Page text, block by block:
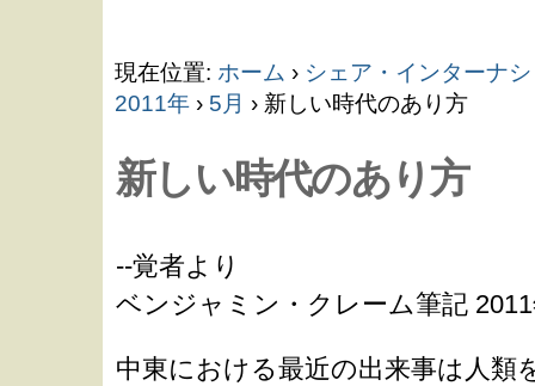
ン
テ
ン
ツ
現在位置: ホーム › シェア・インターナ
2011年 › 5月 › 新しい時代のあり方
新しい時代のあり方
--覚者より
ベンジャミン・クレーム筆記
中東における最近の出来事は人類